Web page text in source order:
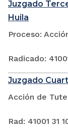
Juzgado
Huila
Proceso:
Radicado:
Juzgado
Acción de
Rad: 41001 31